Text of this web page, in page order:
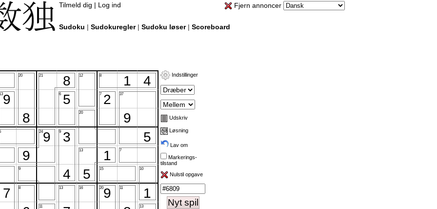
Fjern annoncer
Tilmeld dig | Log ind
Sudoku | Sudokuregler| Sudoku løser| Scoreboard
20 21 12 8
6 7 37
20
24 9
13 7
9 15 10
8 13 16 20 11
11 13
Indstillinger
Udskriv
Løsning
Lav om
Markerings-
tilstand
Nulstil opgave
Nyt spil